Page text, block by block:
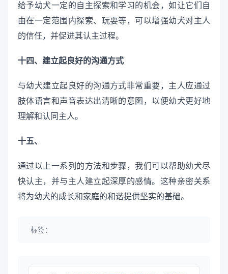
给予幼犬一定的自主探索和学习的机会，如让它们自
由在一定范围内探索、玩耍等，可以增强幼犬对主人
的信任，并促进其认主过程。
十四、建立起良好的沟通方式
与幼犬建立起良好的沟通方式非常重要，主人应通过
肢体语言和声音表达出清晰的意图，以便幼犬更好地
理解和认同主人。
十五、
通过以上一系列的方法和步骤，我们可以帮助幼犬尽
快认主，并与主人建立起深厚的感情。这种亲密关系
将为幼犬的成长和家庭的和谐提供坚实的基础。
标签：